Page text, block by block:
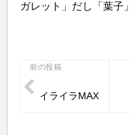
ガレット」だし「葉子
投
稿
前の投稿
イライラMAX